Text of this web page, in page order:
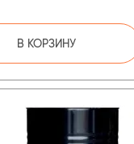
В КОРЗИНУ